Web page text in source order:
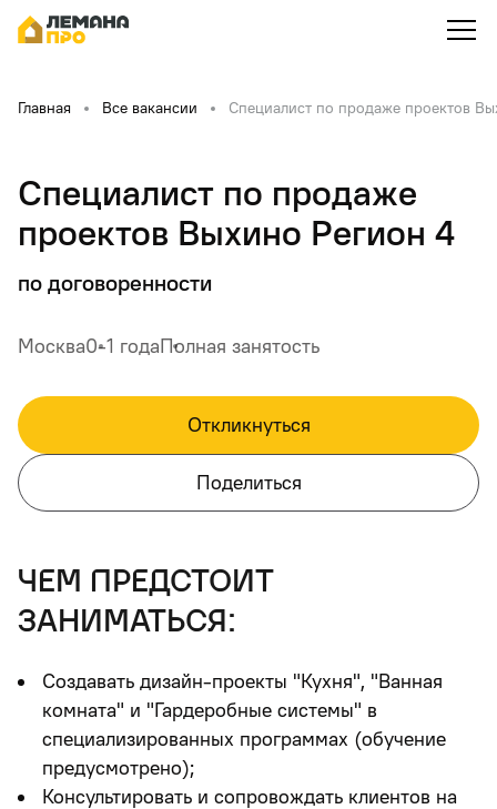
Главная Все вакансии Специалист по продаже проектов
Специалист по продаже
проектов Выхино Регион 4
по договоренности
Москва0-1 годаПолная занятость
Откликнуться
Поделиться
чем предстоит
заниматься:
Создавать дизайн-проекты "Кухня", "Ванная
комната" и "Гардеробные системы" в
специализированных программах (обучение
предусмотрено);
Консультировать и сопровождать клиентов на